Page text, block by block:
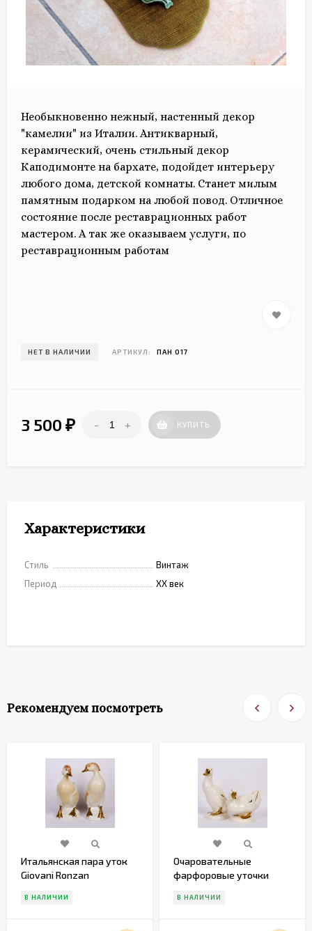
Необыкновенно нежный, настенный декор
"камелии" из Италии. Антикварный,
керамический, очень стильный декор
Каподимонте на бархате, подойдет интерьеру
любого дома, детской комнаты. Станет милым
памятным подарком на любой повод. Отличное
состояние после реставрационных работ
мастером. А так же оказываем услуги, по
реставрационным работам
НЕТ В НАЛИЧИИ АРТИКУЛ: ПАН 017
3 500 ₽ - + КУПИТЬ
Характеристики
Стиль
Винтаж
Период
XX век
Рекомендуем посмотреть
Итальянская пара уток
Giovani Ronzan
В НАЛИЧИИ
Очаровательные
фарфоровые уточки
В НАЛИЧИИ